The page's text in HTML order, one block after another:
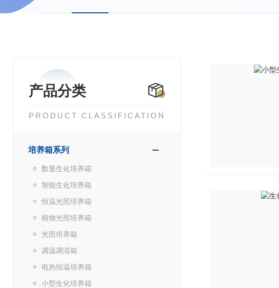
产品分类
PRODUCT CLASSIFICATION
培养箱系列
数显生化培养箱
智能生化培养箱
恒温光照培养箱
植物光照培养箱
光照培养箱
调温调湿箱
电热恒温培养箱
小型生化培养箱